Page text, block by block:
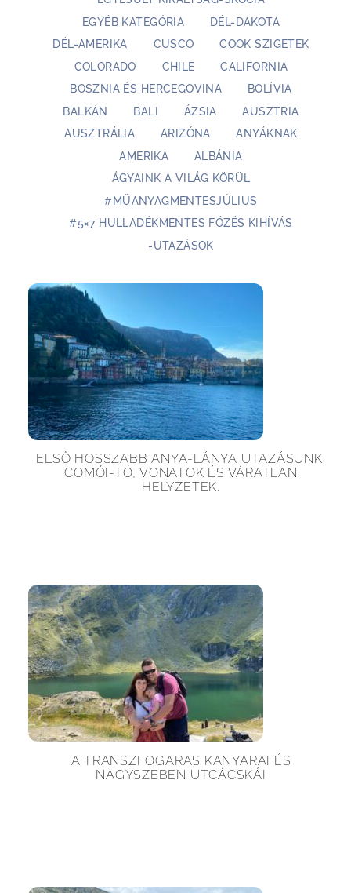
EGYÉB KATEGÓRIA
DÉL-DAKOTA
DÉL-AMERIKA
CUSCO
COOK SZIGETEK
COLORADO
CHILE
CALIFORNIA
BOSZNIA ÉS HERCEGOVINA
BOLÍVIA
BALKÁN
BALI ÁZSIA
AUSZTRIA
AUSZTRÁLIA
ARIZÓNA
ANYÁKNAK
AMERIKA
ALBÁNIA
ÁGYAINK A VILÁG KÖRÜL
#MŰANYAGMENTESJÚLIUS
#5×7 HULLADÉKMENTES FŐZÉS KIHÍVÁS
-UTAZÁSOK
ELSŐ HOSSZABB ANYA-LÁNYA UTAZÁSUNK.
COMÓI-TÓ, VONATOK ÉS VÁRATLAN
HELYZETEK.
A TRANSZFOGARAS KANYARAI ÉS
NAGYSZEBEN UTCÁCSKÁI